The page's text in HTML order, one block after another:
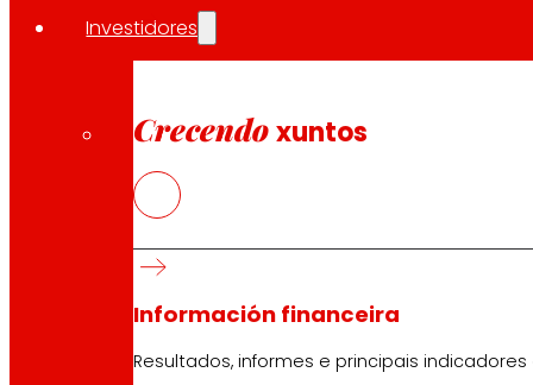
Investidores
Crecendo xuntos
Información financeira
Resultados, informes e principais
preto de 475.000 consultas, cun índice de resolución
Coa renovación das súas “5 Compromisos